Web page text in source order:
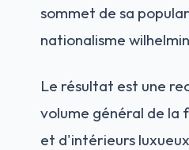
sommet de sa
nationalisme
Le résultat est une
volume général de la
et d'intérieurs